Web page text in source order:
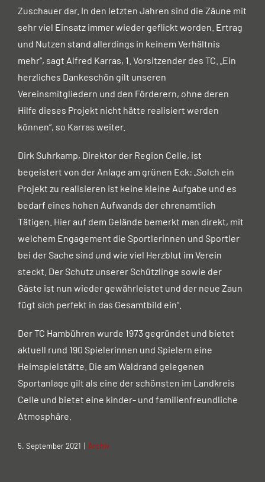
Zuschauer dar. In den letzten Jahren sind die Zäune mit
sehr viel Einsatz immer wieder geflickt worden. Ertrag
und Nutzen stand allerdings in keinem Verhältnis
mehr“, sagt Alfred Karras, 1. Vorsitzender des TC. „Ein
herzliches Dankeschön gilt unseren
Vereinsmitgliedern und den Förderern, ohne deren
Hilfe dieses Projekt nicht hätte realisiert werden
können“, so Karras weiter.
Dirk Suhrkamp, Direktor der Region Celle, ist
begeistert von der Anlage am grünen Eck: „Solch ein
Projekt zu realisieren ist keine kleine Aufgabe und es
bedarf eines hohen Aufwands der ehrenamtlich
Tätigen. Hier auf dem Gelände bemerkt man direkt, mit
welchem Engagement die Sportlerinnen und Sportler
bei der Sache sind und wie viel Herzblut im Verein
steckt. Der Schutz unserer Schützlinge sowie der
Gäste ist nun wieder gewährleistet und der neue Zaun
fügt sich perfekt in das Gesamtbild ein“.
Der TC Hambühren wurde 1973 gegründet und bietet
aktuell rund 190 Spielerinnen und Spielern eine
Heimspielstätte. Die am Waldrand gelegenen
Sportanlage gilt als eine der schönsten im Landkreis
Celle und bietet eine kinder- und familienfreundliche
Atmosphäre.
5. September 2021 | Archiv